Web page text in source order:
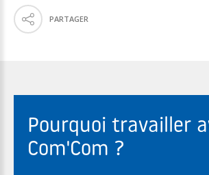
PARTAGER
Pourquoi travailler
Com'Com ?